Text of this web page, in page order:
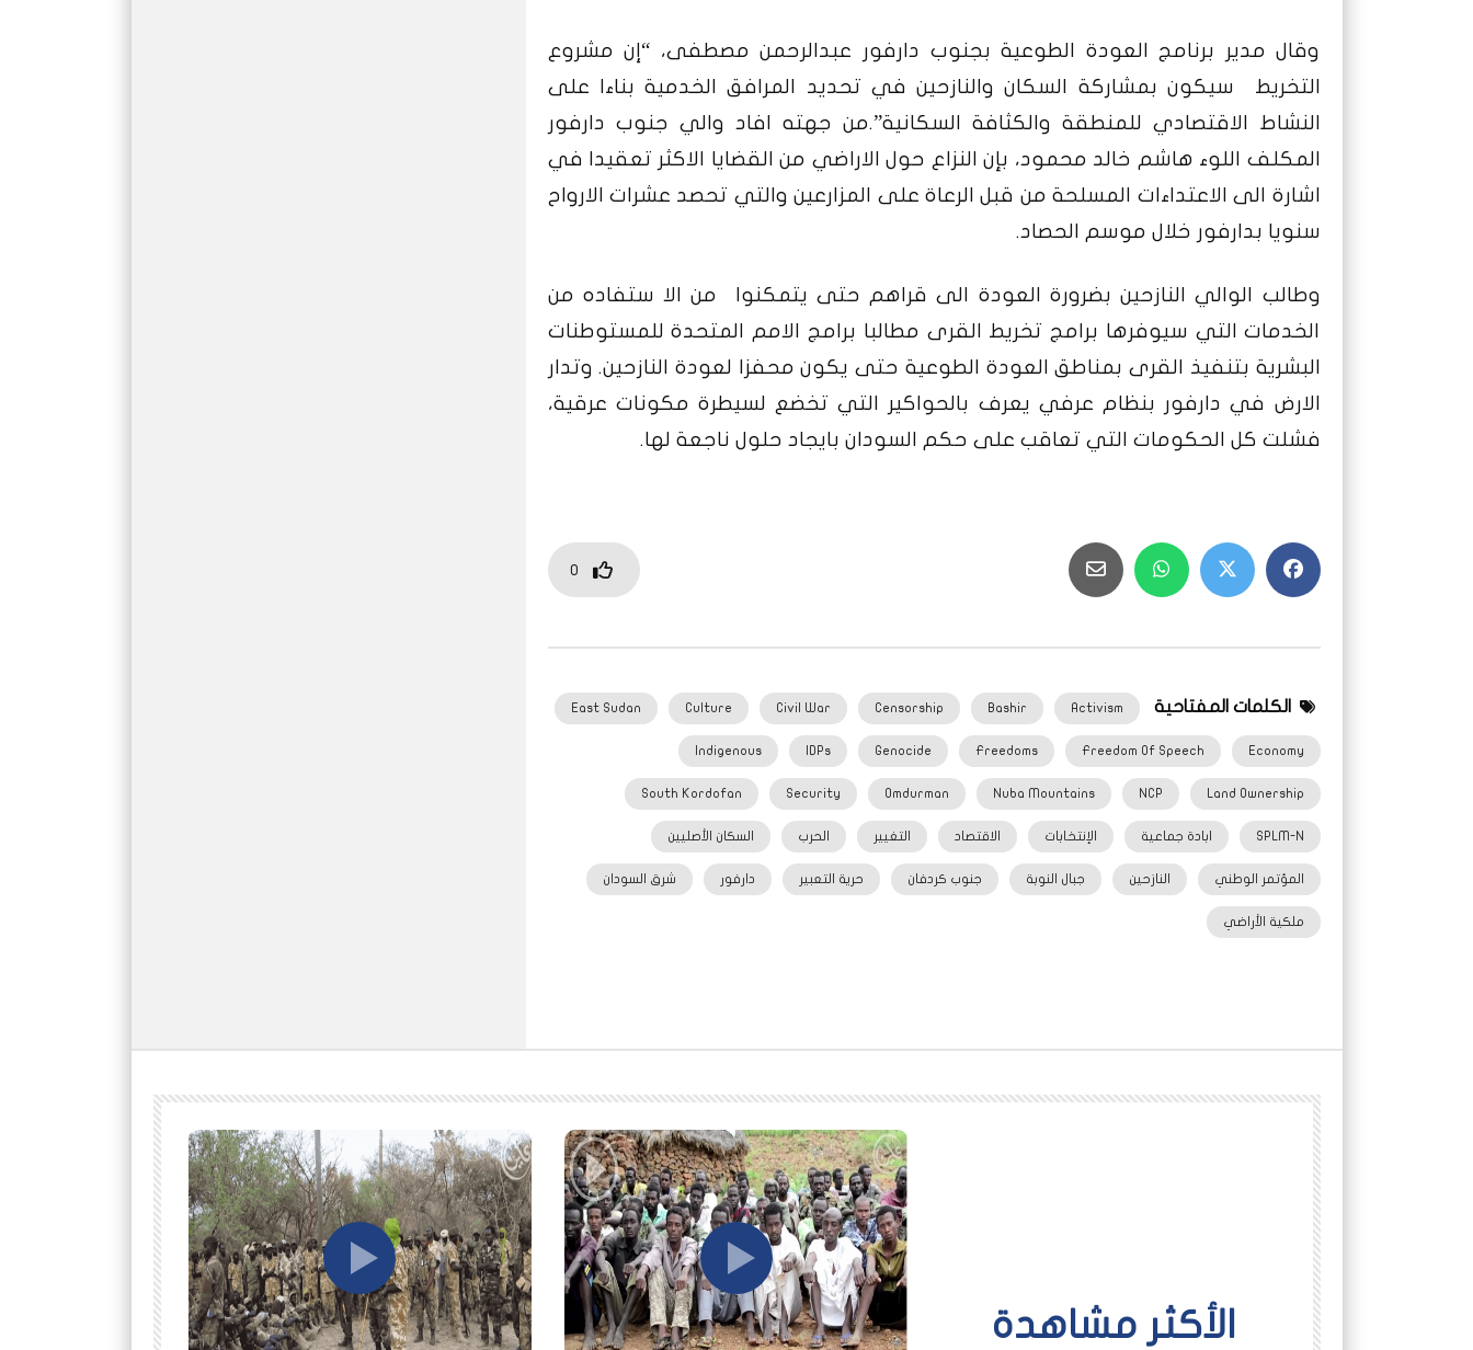
وقال مدير برنامج العودة الطوعية بجنوب دارفور عبدالرحمن مصطفى، “إن مشروع
التخريط سيكون بمشاركة السكان والنازحين في تحديد المرافق الخدمية بناءا على
النشاط الاقتصادي للمنطقة والكثافة السكانية”.من جهته افاد والي جنوب دارفور
المكلف اللوء هاشم خالد محمود، بإن النزاع حول الاراضي من القضايا الاكثر تعقيدا في
اشارة الى الاعتداءات المسلحة من قبل الرعاة على المزارعين والتي تحصد عشرات الارواح
سنويا بدارفور خلال موسم الحصاد.
وطالب الوالي النازحين بضرورة العودة الى قراهم حتى يتمكنوا من الا ستفاده من
الخدمات التي سيوفرها برامج تخريط القرى مطالبا برامج الامم المتحدة للمستوطنات
البشرية بتنفيذ القرى بمناطق العودة الطوعية حتى يكون محفزا لعودة النازحين. وتدار
الارض في دارفور بنظام عرفي يعرف بالحواكير التي تخضع لسيطرة مكونات عرقية،
فشلت كل الحكومات التي تعاقب على حكم السودان بايجاد حلول ناجعة لها.
0
الكلمات المفتاحية Activism
Bashir
Censorship
Civil War
Culture
East Sudan
Economy
Freedom Of Speech
Freedoms
Genocide
IDPs
Indigenous
Land Ownership
NCP
Nuba Mountains
Omdurman
Security
South Kordofan
SPLM-N ابادة جماعية الإنتخابات الاقتصاد التغيير الحرب السكان الأصليين
المؤتمر الوطني النازحين جبال النوبة جنوب كردفان حرية التعبير دارفور شرق السودان
ملكية الأراضي
اﻷكثر مشاهدة